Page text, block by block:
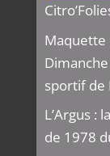
Maquette
sportif de
L’Argus :
de 1978